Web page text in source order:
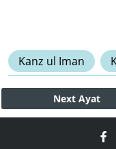
Kanz ul Iman
Next Ayat